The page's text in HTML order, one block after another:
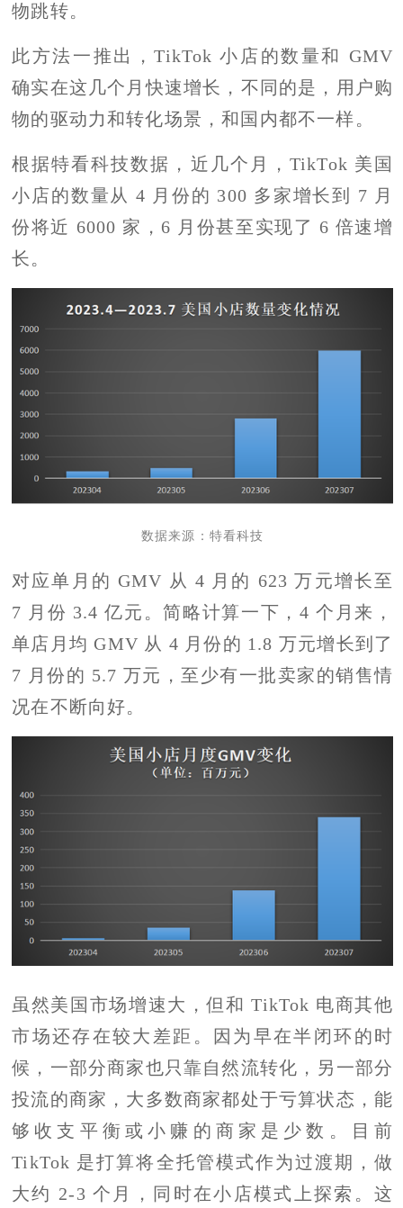
物跳转。
此方法一推出，TikTok 小店的数量和 GMV
确实在这几个月快速增长，不同的是，用户购
物的驱动力和转化场景，和国内都不一样。
根据特看科技数据，近几个月，TikTok 美国
小店的数量从 4 月份的 300 多家增长到 7 月
份将近 6000 家，6 月份甚至实现了 6 倍速增
长。
数据来源：特看科技
对应单月的 GMV 从 4 月的 623 万元增长至
7 月份 3.4 亿元。简略计算一下，4 个月来，
单店月均 GMV 从 4 月份的 1.8 万元增长到了
7 月份的 5.7 万元，至少有一批卖家的销售情
况在不断向好。
虽然美国市场增速大，但和 TikTok 电商其他
市场还存在较大差距。因为早在半闭环的时
候，一部分商家也只靠自然流转化，另一部分
投流的商家，大多数商家都处于亏算状态，能
够收支平衡或小赚的商家是少数。目前
TikTok 是打算将全托管模式作为过渡期，做
大约 2-3 个月，同时在小店模式上探索。这